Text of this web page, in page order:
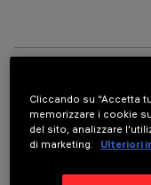
Cliccando su “Accetta
memorizzare i cookie
del sito, analizzare
di marketing.
Ulteriori